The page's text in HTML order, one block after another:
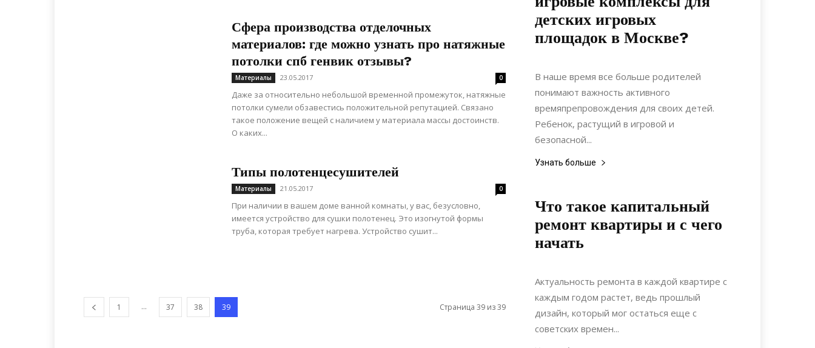
Сфера производства отделочных
материалов: где можно узнать про натяжные
потолки спб генвик отзывы?
Материалы 23.05.2017 0
Даже за относительно небольшой временной промежуток, натяжные
потолки сумели обзавестись положительной репутацией. Связано
такое положение вещей с наличием у материала массы достоинств.
О каких...
Типы полотенцесушителей
Материалы 21.05.2017 0
При наличии в вашем доме ванной комнаты, у вас, безусловно,
имеется устройство для сушки полотенец. Это изогнутой формы
труба, которая требует нагрева. Устройство сушит...
1 ... 37 38 39 Страница 39 из 39
детских игровых
площадок в Москве?
22.11.2021
В наше время все больше родителей
понимают важность активного
времяпрепровождения для своих детей.
Ребенок, растущий в игровой и
безопасной...
Узнать больше
Что такое капитальный
ремонт квартиры и с чего
начать
23.12.2019
Актуальность ремонта в каждой квартире с
каждым годом растет, ведь прошлый
дизайн, который мог остаться еще с
советских времен...